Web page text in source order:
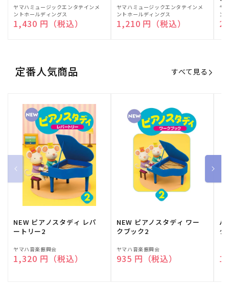
販
売
元:
ヤマハミュージックエンタテインメ
ントホールディングス
通常価格
1,430 円（税込）
販
売
元:
ヤマハミュージックエンタテインメ
ントホールディングス
通常価格
1,210 円（税込）
販
売
元:
ヤ
ン
定番人気商品 すべて見る
NEW ピアノスタディ レパ
ートリー2
販
売
ヤマハ音楽振興会
通常価格
1,320 円（税込）
NEW ピアノスタディ ワー
クブック2
販
売
ヤマハ音楽振興会
通常価格
935 円（税込）
バ
ク
売